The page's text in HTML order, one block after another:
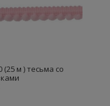
(25 м ) тесьма со